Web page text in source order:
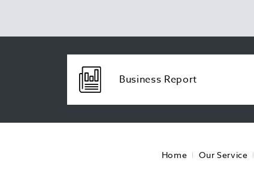
Business Report
Home Our Service